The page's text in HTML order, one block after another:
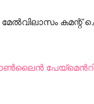
കമന്റ്